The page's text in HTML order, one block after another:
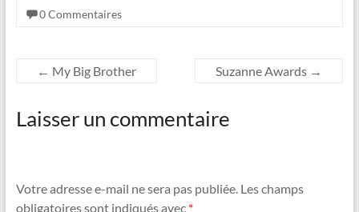
0 Commentaires
← My Big Brother Suzanne Awards →
Laisser un commentaire
Votre adresse e-mail ne sera pas publiée. Les champs
obligatoires sont indiqués avec *